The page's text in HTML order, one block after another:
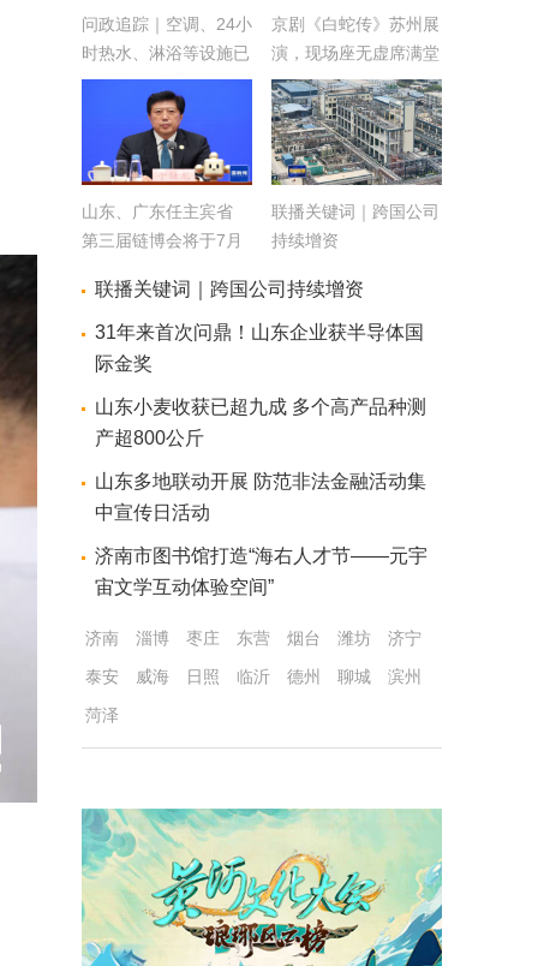
问政追踪｜空调、24小
时热水、淋浴等设施已
到位 东营港经济开发
区危化品停车场全部整
改完毕
京剧《白蛇传》苏州展
演，现场座无虚席满堂
喝彩！
山东、广东任主宾省
第三届链博会将于7月
联播关键词｜跨国公司
持续增资
联播关键词｜跨国公司持续增资
31年来首次问鼎！山东企业获半导体国
际金奖
山东小麦收获已超九成 多个高产品种测
产超800公斤
山东多地联动开展 防范非法金融活动集
中宣传日活动
济南市图书馆打造“海右人才节——元宇
宙文学互动体验空间”
济南 淄博 枣庄 东营 烟台 潍坊
济宁
泰安
威海 日照 临沂 德州 聊城
滨州
菏泽